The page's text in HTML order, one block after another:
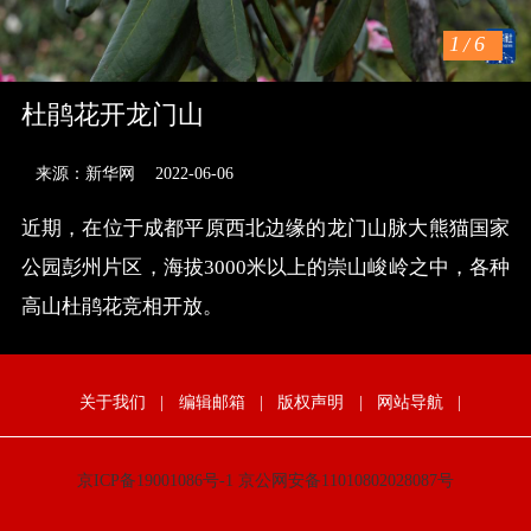
1 /6
杜鹃花开龙门山
来源：新华网 2022-06-06
近期，在位于成都平原西北边缘的龙门山脉大熊猫国家
公园彭州片区，海拔3000米以上的崇山峻岭之中，各种
高山杜鹃花竞相开放。
关于我们 | 编辑邮箱 | 版权声明 | 网站导航 |
京ICP备19001086号-1 京公网安备11010802028087号